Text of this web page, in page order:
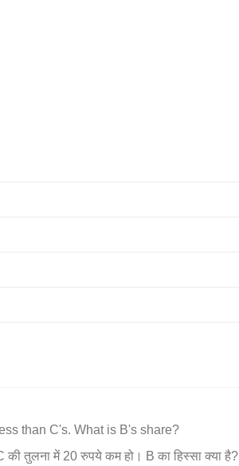
than C's. What is B's share?
तुलना में 20 रुपये कम हो। B का हिस्सा क्या है?